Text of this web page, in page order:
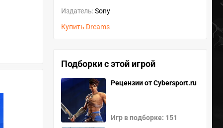
Издатель:Sony
Купить Dreams
Подборки c этой игрой
Рецензии от Cybersport.ru
Игр в подборке: 151